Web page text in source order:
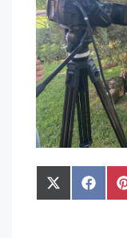
Share
on
Share
on